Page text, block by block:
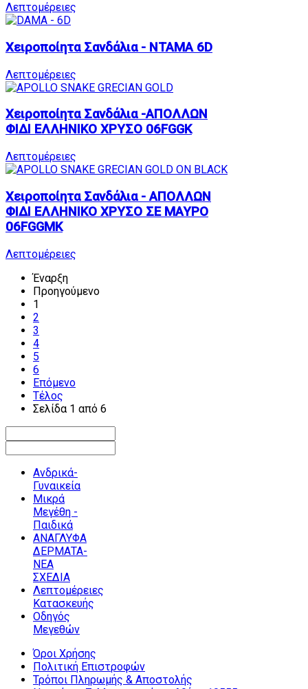
Λεπτομέρειες
Χειροποίητα Σανδάλια - ΝΤΑΜΑ 6D
Λεπτομέρειες
Χειροποίητα Σανδάλια -ΑΠΟΛΛΩΝ
ΦΙΔΙ ΕΛΛΗΝΙΚΟ ΧΡΥΣΟ 06FGGK
Λεπτομέρειες
Χειροποίητα Σανδάλια - ΑΠΟΛΛΩΝ
ΦΙΔΙ ΕΛΛΗΝΙΚΟ ΧΡΥΣΟ ΣΕ ΜΑΥΡΟ
06FGGMK
Λεπτομέρειες
Έναρξη
Προηγούμενο
1
2
3
4
5
6
Επόμενο
Τέλος
Σελίδα 1 από 6
Ανδρικά-
Γυναικεία
Μικρά
Μεγέθη -
Παιδικά
ΑΝΑΓΛΥΦΑ
ΔΕΡΜΑΤΑ-
ΝΕΑ
ΣΧΕΔΙΑ
Λεπτομέρειες
Κατασκευής
Οδηγός
Μεγεθών
Όροι Χρήσης
Πολιτική Επιστροφών
Τρόποι Πληρωμής & Αποστολής